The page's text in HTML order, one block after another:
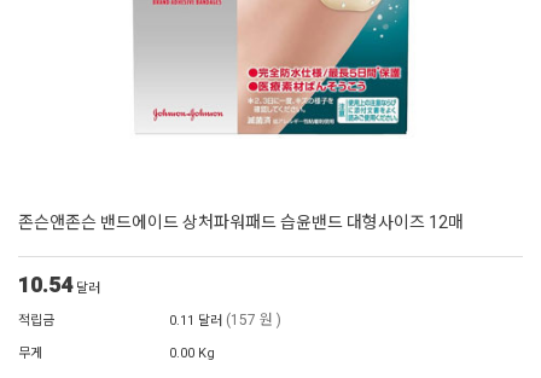
존슨앤존슨 밴드에이드 상처파워패드 습윤밴드 대형사이즈 12매
10.54 달러
적립금
0.11 달러 (157 원 )
무게 0.00 Kg